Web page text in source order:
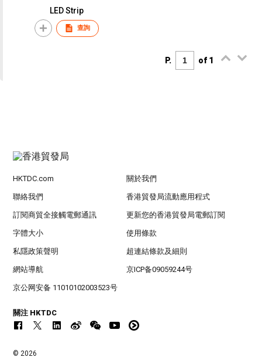
LED Strip
查詢
P. of 1
HKTDC.com 關於我們
聯絡我們 香港貿發局流動應用程式
訂閱商貿全接觸電郵通訊 更新您的香港貿發局電郵訂閱
字體大小 使用條款
私隱政策聲明 超連結條款及細則
網站導航 京ICP备09059244号
京公网安备 11010102003523号
關注 HKTDC
© 2026